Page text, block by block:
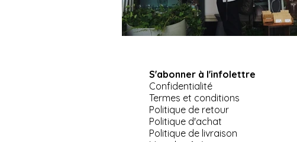
S'abonner à l'infolettre
Confidentialité
Termes et conditions
Politique de retour
Politique d'achat
Politique de livraison